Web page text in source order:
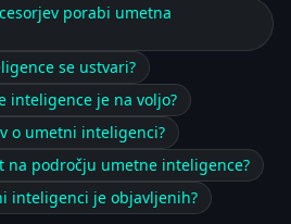
porabi umetna
se ustvari?
inteligence je na voljo?
o umetni inteligenci?
na področju umetne inteligence?
inteligenci je objavljenih?